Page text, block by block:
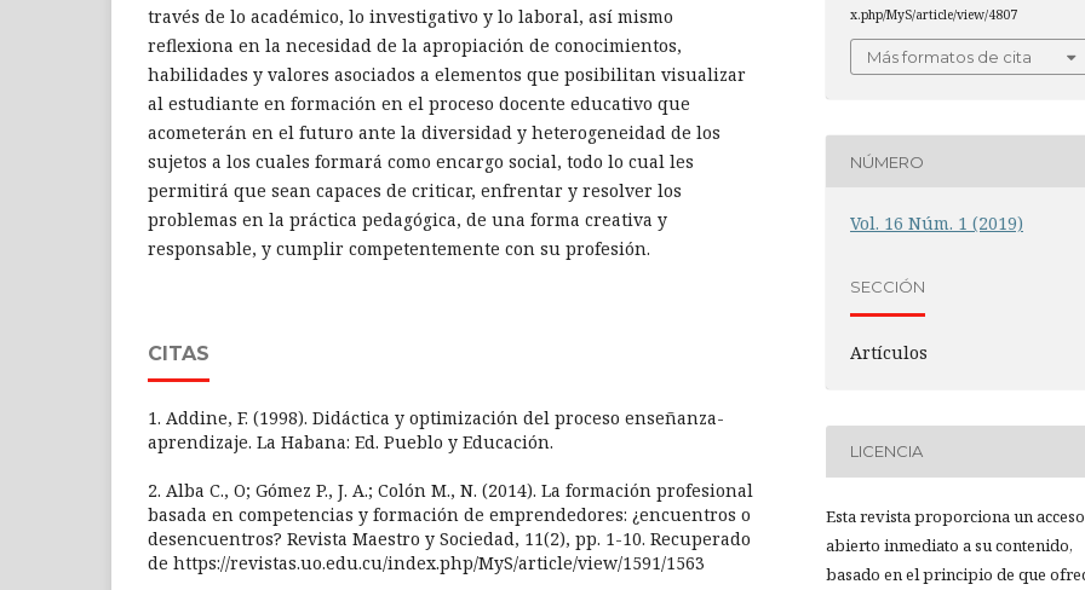
través de lo académico, lo investigativo y lo laboral, así mismo
reflexiona en la necesidad de la apropiación de conocimientos,
habilidades y valores asociados a elementos que posibilitan visualizar
al estudiante en formación en el proceso docente educativo que
acometerán en el futuro ante la diversidad y heterogeneidad de los
sujetos a los cuales formará como encargo social, todo lo cual les
permitirá que sean capaces de criticar, enfrentar y resolver los
problemas en la práctica pedagógica, de una forma creativa y
responsable, y cumplir competentemente con su profesión.
CITAS
1. Addine, F. (1998). Didáctica y optimización del proceso enseñanza-
aprendizaje. La Habana: Ed. Pueblo y Educación.
2. Alba C., O; Gómez P., J. A.; Colón M., N. (2014). La formación profesional
basada en competencias y formación de emprendedores: ¿encuentros o
desencuentros? Revista Maestro y Sociedad, 11(2), pp. 1-10. Recuperado
de https://revistas.uo.edu.cu/index.php/MyS/article/view/1591/1563
x.php/MyS/article/view/4807
Más formatos de cita
NÚMERO
Vol. 16 Núm. 1 (2019)
SECCIÓN
Artículos
LICENCIA
Esta revista proporciona un acceso
abierto inmediato a su contenido,
basado en el principio de que